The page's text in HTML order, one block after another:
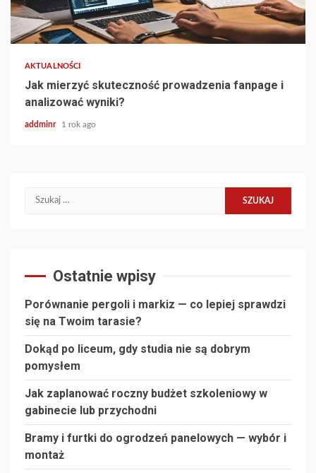
AKTUALNOŚCI
Jak mierzyć skuteczność prowadzenia fanpage i
analizować wyniki?
addminr 1 rok ago
Szukaj:
Ostatnie wpisy
Porównanie pergoli i markiz — co lepiej sprawdzi
się na Twoim tarasie?
Dokąd po liceum, gdy studia nie są dobrym
pomysłem
Jak zaplanować roczny budżet szkoleniowy w
gabinecie lub przychodni
Bramy i furtki do ogrodzeń panelowych — wybór i
montaż